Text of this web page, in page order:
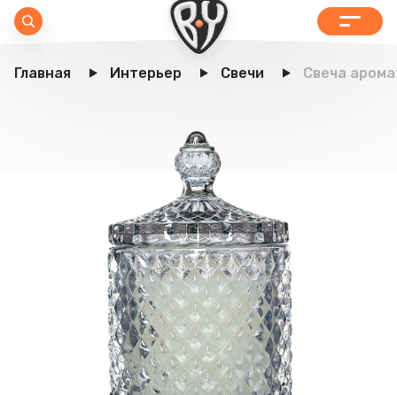
Главная Интерьер Свечи Свеча